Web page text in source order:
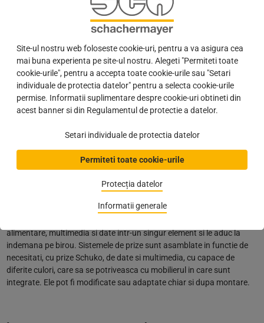
Site-ul nostru web foloseste cookie-uri, pentru a va asigura cea
mai buna experienta pe site-ul nostru. Alegeti "Permiteti toate
cookie-urile", pentru a accepta toate cookie-urile sau "Setari
individuale de protectia datelor" pentru a selecta cookie-urile
permise. Informatii suplimentare despre cookie-uri obtineti din
acest banner si din Regulamentul de protectie a datelor.
Setari individuale de protectia datelor
Permiteti toate cookie-urile
Protecția datelor
Informatii generale
Ergonomia la locul de munca este un factor esential in Homeoffice.
Postura corecta pentru activitatile sedentare este data numai daca
precum cele de la Hettich, reglabile electric in inaltime, sunt ideale
pentru aceasta. Sfatul nostru pentru inaltimea corecta a biroului:
asezati-va la birou, sprijiniti-va de el, picioarele in unghi de 90 de
grade si asezati antebratele pe blatul mesei. Mainile ar trebui sa
atinga tastatura. Daca nu exista un unghi drept in interiorul cotului,
va rugam sa reglati inaltimea.
Prize incorporabile
De multe ori lipsesc doua lucruri in biroul de acasa: spatiul si prizele.
solutia ideala pentru ambele necesitati. Aceste modele de prize
alimentare, multimedia si date intr-un singur element si le aduc la
indemana pe birou. Sistemele de prize sunt asamblate in functie de
necesitati, cu prize Schuko, de date si multimedia, cu capace de
diferite culori, care sa se potriveasca cu mobilierul in care sunt
integrate. Ele pot fi modificate sau adaptate chiar si dupa montare.